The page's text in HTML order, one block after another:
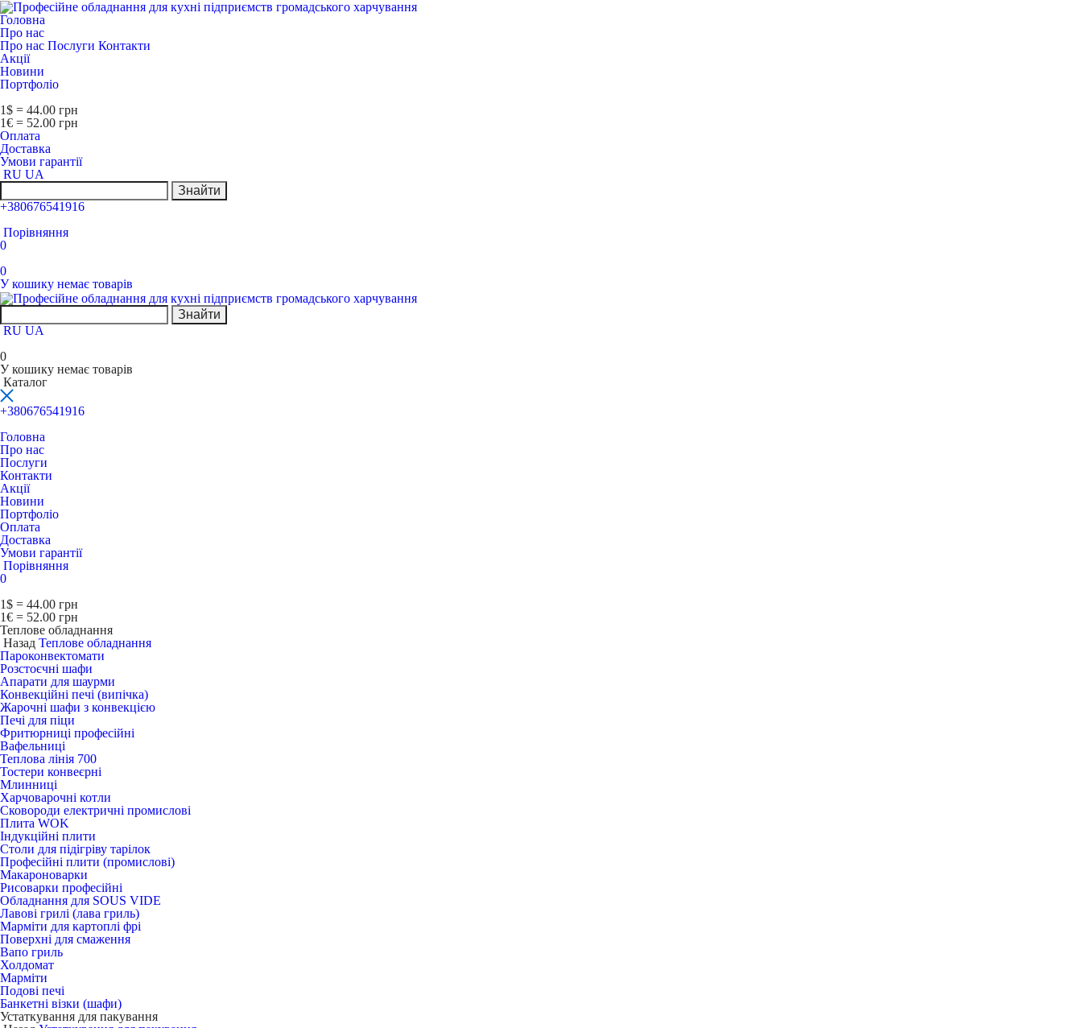
Головна
Про нас
Про нас Послуги Контакти
Акції
Новини
Портфоліо
1$ = 44.00 грн
1€ = 52.00 грн
Оплата
Доставка
Умови гарантії
RU UA
Знайти
+380676541916
Порівняння
0
0
У кошику немає товарів
Знайти
RU UA
0
У кошику немає товарів
Каталог
+380676541916
Головна
Про нас
Послуги
Контакти
Акції
Новини
Портфоліо
Оплата
Доставка
Умови гарантії
Порівняння
0
1$ = 44.00 грн
1€ = 52.00 грн
Теплове обладнання
Назад Теплове обладнання
Пароконвектомати
Розстоєчні шафи
Апарати для шаурми
Конвекційні печі (випічка)
Жарочні шафи з конвекцією
Печі для піци
Фритюрниці професійні
Вафельниці
Теплова лінія 700
Тостери конвеєрні
Млинниці
Харчоварочні котли
Сковороди електричні промислові
Плита WOK
Індукційні плити
Столи для підігріву тарілок
Професійні плити (промислові)
Макароноварки
Рисоварки професійні
Обладнання для SOUS VIDE
Лавові грилі (лава гриль)
Марміти для картоплі фрі
Поверхні для смаження
Вапо гриль
Холдомат
Марміти
Подові печі
Банкетні візки (шафи)
Устаткування для пакування